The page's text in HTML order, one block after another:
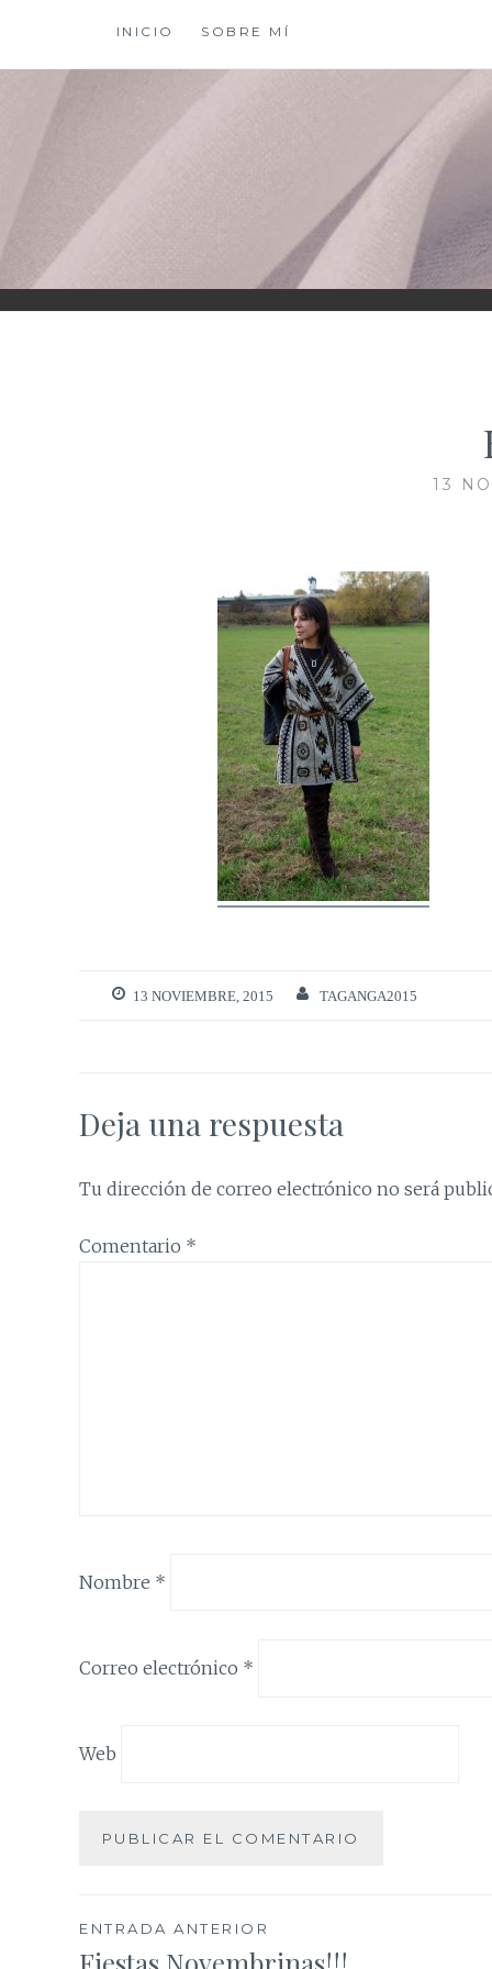
contenido
INICIO SOBRE MÍ
XIOMY LAMADRID
13
13 NOVIEMBRE, 2015 TAGANGA2015
Deja una respuesta
Tu dirección de correo electrónico no será
Comentario *
Nombre *
Correo electrónico *
Web
Navegación
ENTRADA ANTERIOR